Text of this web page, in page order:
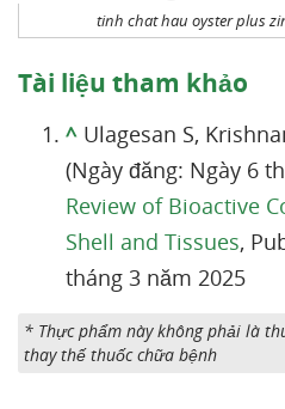
tinh chat hau oyster plus
Tài liệu tham khảo
^ Ulagesan S,
(Ngày đăng: Ngày 6
Review of Bioactive
Shell and Tissues,
tháng 3 năm 2025
* Thực phẩm này không phải là
thay thế thuốc chữa bệnh